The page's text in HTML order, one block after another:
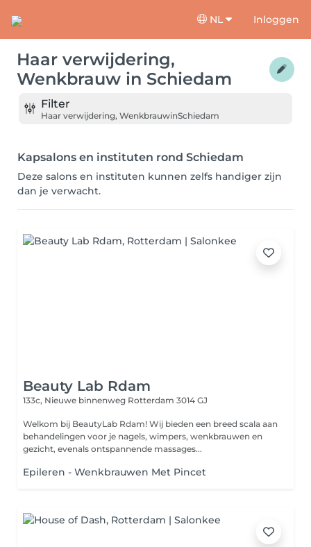
NL Inloggen
Haar verwijdering,
Wenkbrauw in Schiedam
Filter
Haar verwijdering, WenkbrauwinSchiedam
Kapsalons en instituten rond Schiedam
Deze salons en instituten kunnen zelfs handiger zijn
dan je verwacht.
Beauty Lab Rdam
133c, Nieuwe binnenweg Rotterdam 3014 GJ
Welkom bij BeautyLab Rdam! Wij bieden een breed scala aan
behandelingen voor je nagels, wimpers, wenkbrauwen en
gezicht, evenals ontspannende massages...
Epileren - Wenkbrauwen Met Pincet